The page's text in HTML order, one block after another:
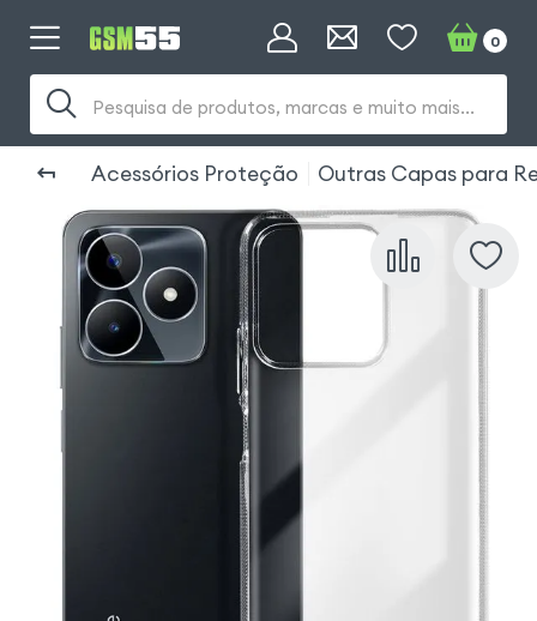
Pesquisa de produtos, marcas e muito mais...
0
Acessórios Proteção Outras Capas para